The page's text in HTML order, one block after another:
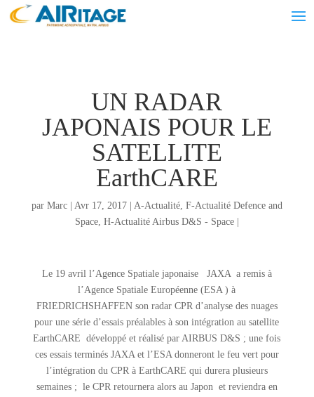
UN RADAR
JAPONAIS POUR LE
SATELLITE
EarthCARE
par Marc| Avr 17, 2017| A-Actualité, F-Actualité Defence and
Space, H-Actualité Airbus D&S - Space|
Le 19 avril l’Agence Spatiale japonaise JAXA a remis à
l’Agence Spatiale Européenne (ESA ) à
FRIEDRICHSHAFFEN son radar CPR d’analyse des nuages
pour une série d’essais préalables à son intégration au satellite
EarthCARE développé et réalisé par AIRBUS D&S ; une fois
ces essais terminés JAXA et l’ESA donneront le feu vert pour
l’intégration du CPR à EarthCARE qui durera plusieurs
semaines ; le CPR retournera alors au Japon et reviendra en